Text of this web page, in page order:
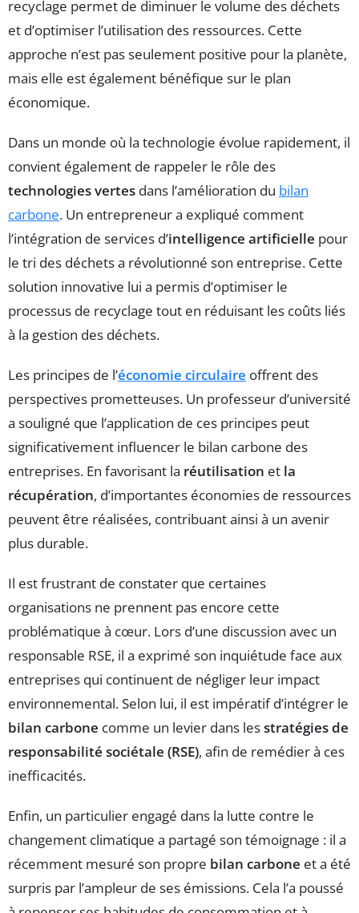
recyclage permet de diminuer le volume des déchets
et d’optimiser l’utilisation des ressources. Cette
approche n’est pas seulement positive pour la planète,
mais elle est également bénéfique sur le plan
économique.
Dans un monde où la technologie évolue rapidement, il
convient également de rappeler le rôle des
technologies vertes dans l’amélioration du bilan
carbone. Un entrepreneur a expliqué comment
l’intégration de services d’intelligence artificielle pour
le tri des déchets a révolutionné son entreprise. Cette
solution innovative lui a permis d’optimiser le
processus de recyclage tout en réduisant les coûts liés
à la gestion des déchets.
Les principes de l’économie circulaire offrent des
perspectives prometteuses. Un professeur d’université
a souligné que l’application de ces principes peut
significativement influencer le bilan carbone des
entreprises. En favorisant la réutilisation et la
récupération, d’importantes économies de ressources
peuvent être réalisées, contribuant ainsi à un avenir
plus durable.
Il est frustrant de constater que certaines
organisations ne prennent pas encore cette
problématique à cœur. Lors d’une discussion avec un
responsable RSE, il a exprimé son inquiétude face aux
entreprises qui continuent de négliger leur impact
environnemental. Selon lui, il est impératif d’intégrer le
bilan carbone comme un levier dans lesstratégies de
responsabilité sociétale (RSE), afin de remédier à ces
inefficacités.
Enfin, un particulier engagé dans la lutte contre le
changement climatique a partagé son témoignage : il a
récemment mesuré son propre bilan carbone et a été
surpris par l’ampleur de ses émissions. Cela l’a poussé